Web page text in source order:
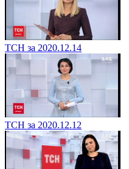
ТСН за 2020.12.14
ТСН за 2020.12.12